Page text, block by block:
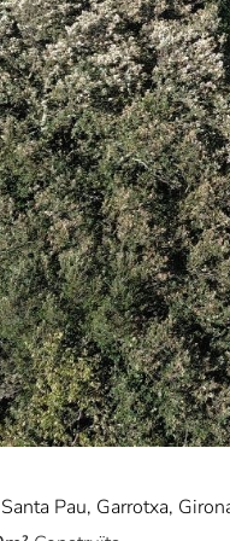
Pau, Garrotxa,